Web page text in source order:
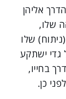
אליהן
שלו,
שלו
גדי ישתקע
בחייו,
כן.